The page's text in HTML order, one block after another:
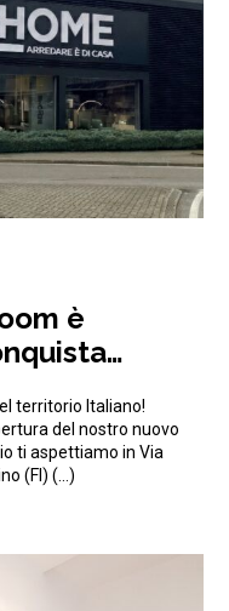
è
territorio Italiano!
del nostro nuovo
ti aspettiamo in Via
(FI) (…)